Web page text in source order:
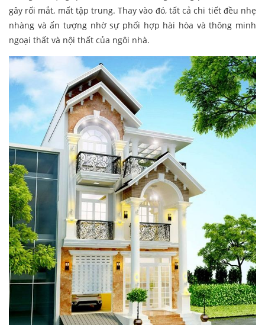
gây rối mắt, mất tập trung. Thay vào đó, tất cả chi tiết đều nhẹ
nhàng và ấn tượng nhờ sự phối hợp hài hòa và thông minh
ngoại thất và nội thất của ngôi nhà.